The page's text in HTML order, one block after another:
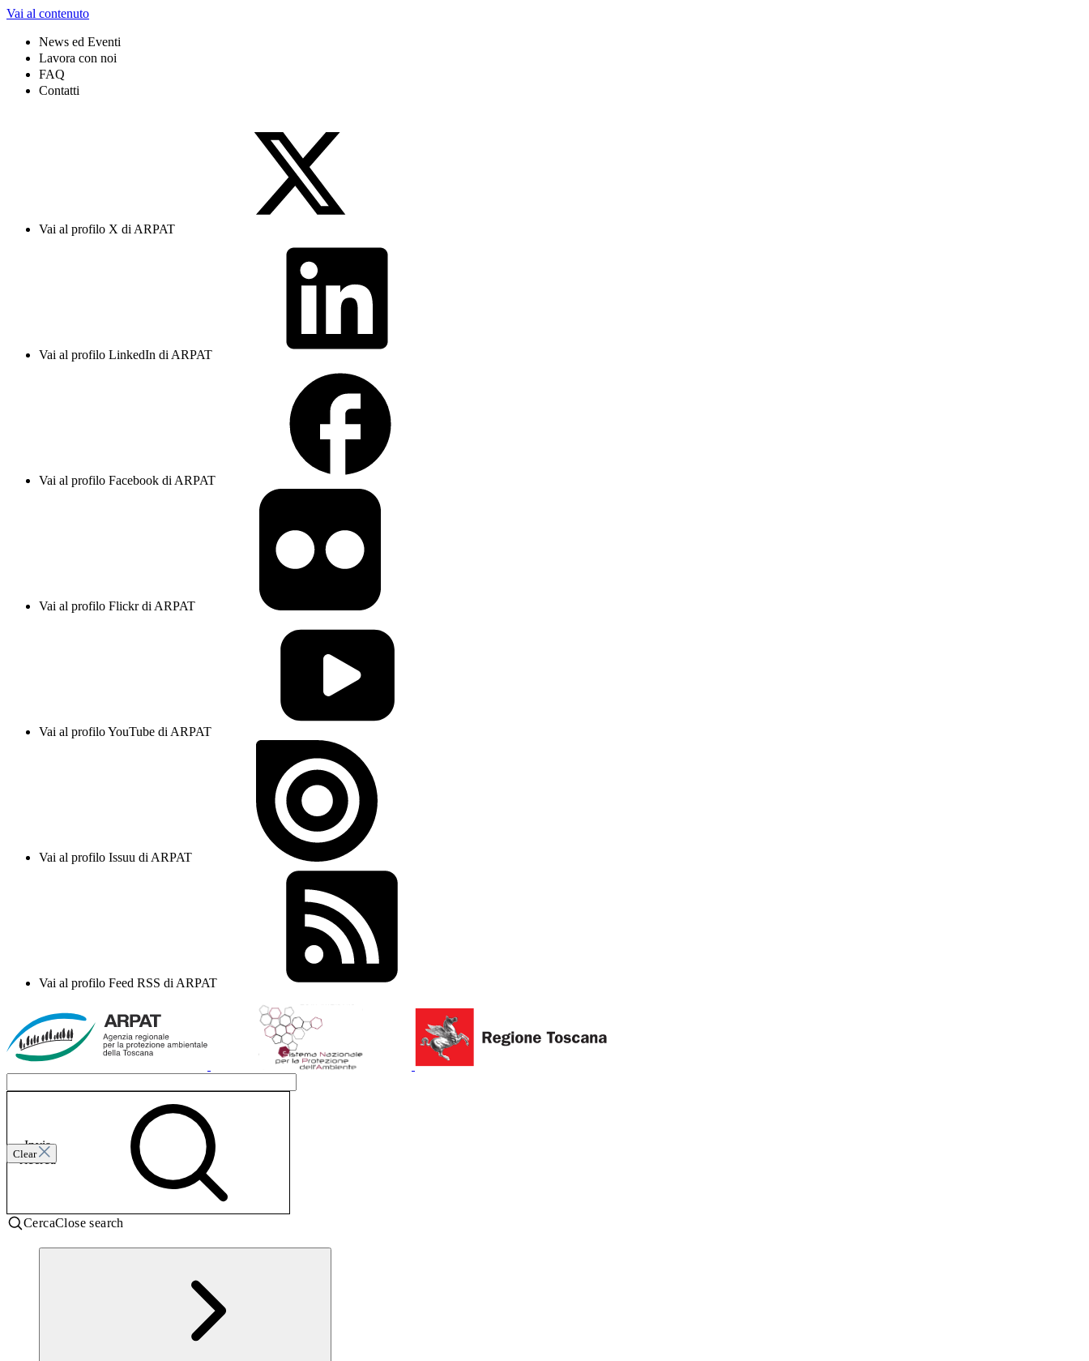
Vai al contenuto
News ed Eventi
Lavora con noi
FAQ
Contatti
Vai al profilo X di ARPAT
Vai al profilo LinkedIn di ARPAT
Vai al profilo Facebook di ARPAT
Vai al profilo Flickr di ARPAT
Vai al profilo YouTube di ARPAT
Vai al profilo Issuu di ARPAT
Vai al profilo Feed RSS di ARPAT
Clear
Invia
ricerca
CercaClose search